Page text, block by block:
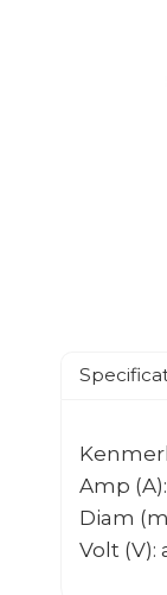
Amp (A):
Diam
Volt (V):